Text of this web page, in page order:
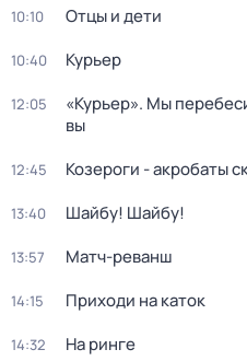
10:10 Отцы и дети
10:40 Курьер
12:05
«Курьер». Мы
вы
12:45 Козероги - акробаты
13:40 Шайбу! Шайбу!
13:57 Матч-реванш
14:15 Приходи на каток
14:32 На ринге